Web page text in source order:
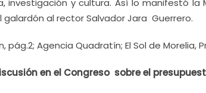
investigación y cultura. Así lo manifestó la
al rector Salvador Jara Guerrero.
pág.2; Agencia Quadratín; El Sol de Morelia,
en el Congreso sobre el